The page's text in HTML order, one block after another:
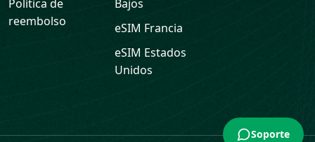
Política de
reembolso
Bajos
eSIM Francia
eSIM Estados
Unidos
Soporte